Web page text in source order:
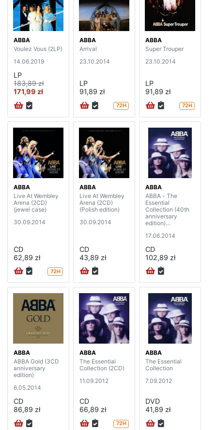
ABBA
Voulez Vous (2LP)
14.06.2019
LP
183,89 zł
171,99 zł
ABBA
Arrival
23.10.2014
LP
91,89 zł
72H
ABBA
Super Trouper
23.10.2014
LP
91,89 zł
72H
ABBA
Live At Wembley
Arena (2CD)
(jewel case)
30.09.2014
CD
62,89 zł
72H
ABBA
Live At Wembley
Arena (2CD)
(Polish edition)
30.09.2014
CD
43,89 zł
ABBA
ABBA - The
Essential
Collection (40th
anniversary
edition)
17.06.2014
CD
102,89 zł
ABBA
ABBA Gold (3CD
anniversary
edition)
6.05.2014
CD
86,89 zł
ABBA
The Essential
Collection (2CD)
11.09.2012
CD
66,89 zł
72H
ABBA
The Essential
Collection
7.09.2012
DVD
41,89 zł